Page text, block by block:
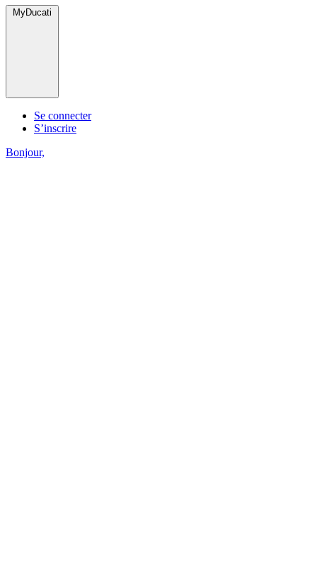
MyDucati
Se connecter
S’inscrire
Bonjour,